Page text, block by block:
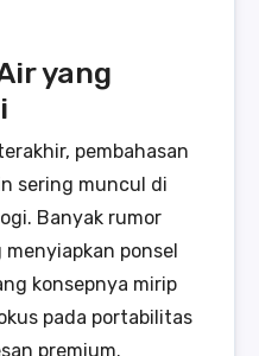
yang
pembahasan
sering muncul di
Banyak rumor
ponsel
konsepnya mirip
pada portabilitas
premium.